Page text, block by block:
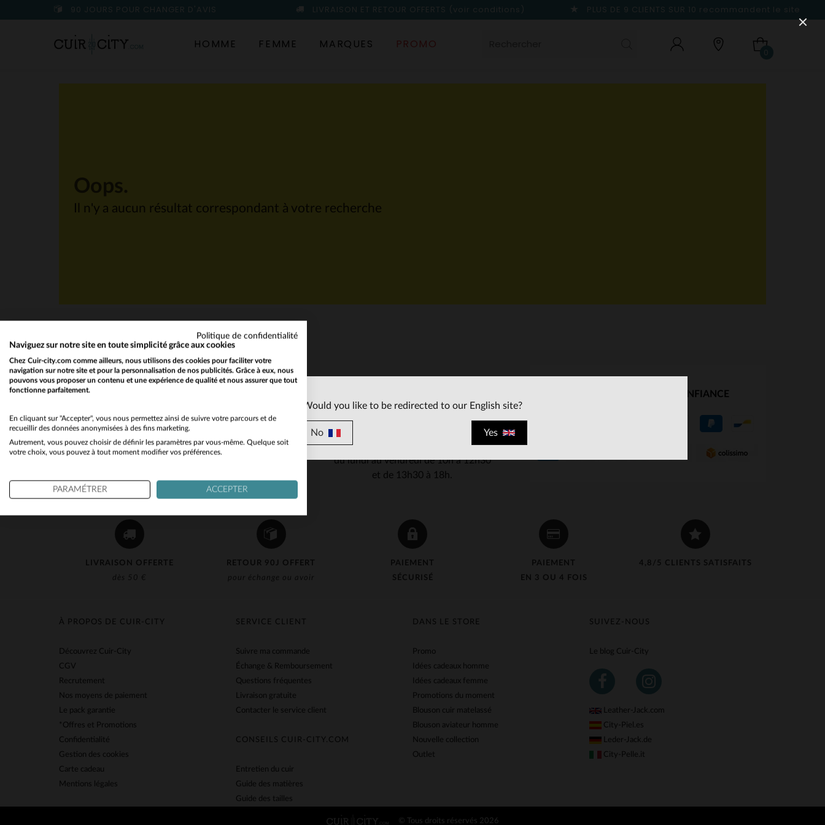
90 JOURS POUR CHANGER D'AVIS LIVRAISON ET RETOUR OFFERTS (voir conditions) PLUS DE 9 CLIENTS SUR 10 recommandent le site
HOMME FEMME MARQUES PROMO
0
Il n'y a aucun résultat correspondant à votre recherche
LIVRAISON OFFERTE
dès 50 €
RETOUR 90J OFFERT
pour échange ou avoir
PAIEMENT
SÉCURISÉ
PAIEMENT
EN 3 OU 4 FOIS
4,8/5 CLIENTS SATISFAITS
Recevez par mail nos promos
et bons plans !
au 03 59 08 80 80
contact@cuir-
du lundi au vendredi de 10h à 12h30
et de 13h30 à 18h.
NOS PARTENAIRES DE CONFIANCE
SUIVEZ-NOUS
Le blog Cuir-City
Leather-Jack.com
City-Piel.es
Leder-Jack.de
City-Pelle.it
SERVICE CLIENT
Suivre ma commande
Échange & Remboursement
Questions fréquentes
Livraison gratuite
Contacter le service client
CONSEILS CUIR-CITY.COM
Entretien du cuir
Guide des matières
Guide des tailles
DANS LE STORE
Promo
Idées cadeaux homme
Idées cadeaux femme
Promotions du moment
Blouson cuir matelassé
Blouson aviateur homme
Nouvelle collection
Outlet
À PROPOS DE CUIR-CITY
Découvrez Cuir-City
CGV
Recrutement
Nos moyens de paiement
Le pack garantie
*Offres et Promotions
Confidentialité
Gestion des cookies
Carte cadeau
Mentions légales
© Tous droits réservés 2026
Would you like to be redirected to our English site?
No Yes
Politique de confidentialité
Naviguez sur notre site en toute simplicité grâce aux cookies
Chez Cuir-city.com comme ailleurs, nous utilisons des cookies pour faciliter votre
navigation sur notre site et pour la personnalisation de nos publicités. Grâce à eux, nous
pouvons vous proposer un contenu et une expérience de qualité et nous assurer que tout
fonctionne parfaitement.
En cliquant sur "Accepter", vous nous permettez ainsi de suivre votre parcours et de
recueillir des données anonymisées à des fins marketing.
Autrement, vous pouvez choisir de définir les paramètres par vous-même. Quelque soit
votre choix, vous pouvez à tout moment modifier vos préférences.
PARAMÉTRER ACCEPTER